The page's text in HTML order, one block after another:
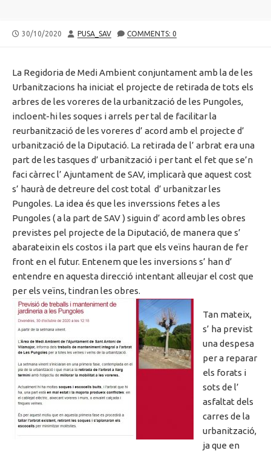
PUBLISHED
30/10/2020 AUTHOR
PUSA_SAV COMMENTS: 0
La Regidoria de Medi Ambient conjuntament amb la de les
Urbanitzacions ha iniciat el projecte de retirada de tots els
arbres de les voreres de la urbanització de les Pungoles,
incloent-hi les soques i arrels per tal de facilitar la
reurbanització de les voreres d’ acord amb el projecte d’
urbanització de la Diputació. La retirada de l’ arbrat era una
part de les tasques d’ urbanització i per tant el fet que se’n
faci càrrec l’ Ajuntament de SAV, implicarà que aquest cost
s’ haurà de detreure del cost total d’ urbanitzar les
Pungoles. La idea és que les inverssions fetes a les
Pungoles ( a la part de SAV ) siguin d’ acord amb les obres
previstes pel projecte de la Diputació, de manera que s’
abarateixin els costos i la part que els veïns hauran de fer
front en el futur. Entenem que les inversions s’ han d’
entendre en aquesta direcció intentant alleujar el cost que
per els veïns, tindran les obres.
Tan mateix,
s’ ha previst
una despesa
per a reparar
els forats i
sots de l’
asfaltat dels
carres de la
urbanització,
ja que en